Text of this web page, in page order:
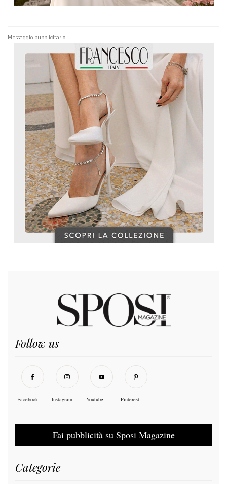
Messaggio pubblicitario
Follow us
Facebook Instagram Youtube Pinterest
Fai pubblicità su Sposi Magazine
Categorie